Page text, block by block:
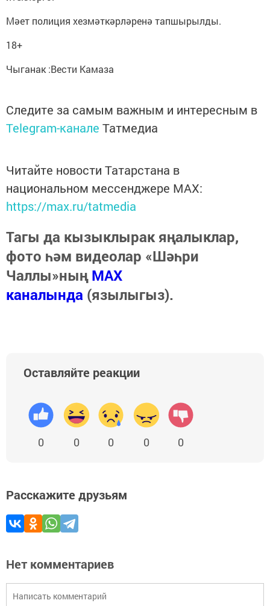
Мәет полиция хезмәткәрләренә тапшырылды.
18+
Чыганак :Вести Камаза
Следите за самым важным и интересным в
Telegram-канале Татмедиа
Читайте новости Татарстана в
национальном мессенджере MАХ:
https://max.ru/tatmedia
Тагы да кызыклырак яңалыклар,
фото һәм видеолар «Шәһри
Чаллы»ныңMAX
каналында (язылыгыз).
Оставляйте реакции
0 0 0 0 0
Расскажите друзьям
Нет комментариев